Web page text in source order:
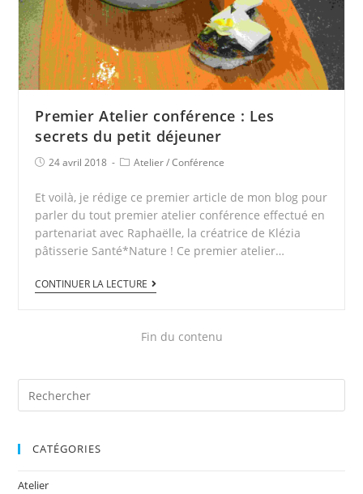
Premier Atelier conférence : Les
secrets du petit déjeuner
24 avril 2018 Atelier / Conférence
Et voilà, je rédige ce premier article de mon blog pour
parler du tout premier atelier conférence effectué en
partenariat avec Raphaëlle, la créatrice de Klézia
pâtisserie Santé*Nature ! Ce premier atelier…
CONTINUER LA LECTURE
Fin du contenu
CATÉGORIES
Atelier